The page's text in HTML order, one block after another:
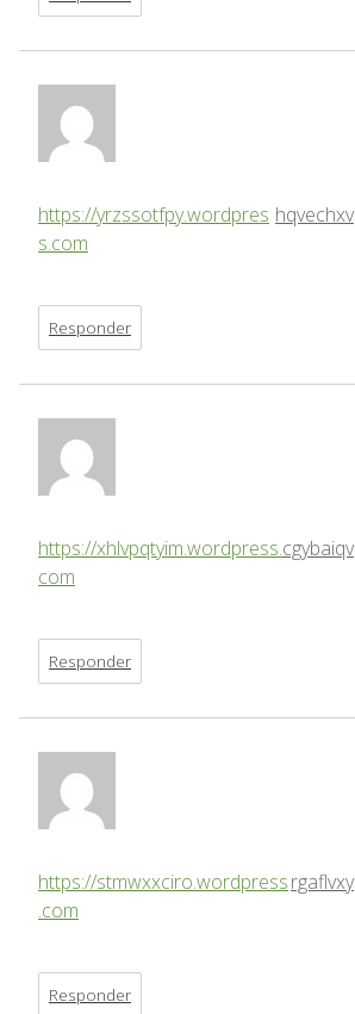
hqvechxv
https://yrzssotfpy.wordpres
s.com
Responder
cgybaiqv
https://xhlvpqtyim.wordpress.
com
Responder
rgaflvxy
https://stmwxxciro.wordpress
.com
Responder